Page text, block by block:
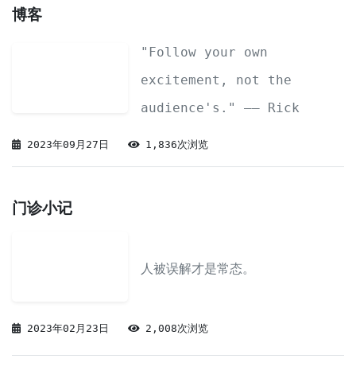
博客
"Follow your own
excitement, not the
audience's." —— Rick
2023年09月27日 1,836次浏览
门诊小记
人被误解才是常态。
2023年02月23日 2,008次浏览